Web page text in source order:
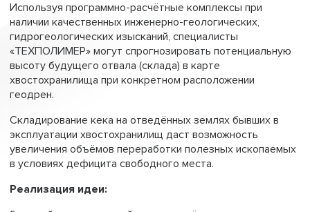
Используя программно-расчётные комплексы при
наличии качественных инженерно-геологических,
гидрогеологических изысканий, специалисты
«ТЕХПОЛИМЕР» могут спрогнозировать потенциальную
высоту будущего отвала (склада) в карте
хвостохранилища при конкретном расположении
геодрен.
Складирование кека на отведённых землях бывших в
эксплуатации хвостохранилищ даст возможность
увеличения объёмов переработки полезных ископаемых
в условиях дефицита свободного места.
Реализация идеи: